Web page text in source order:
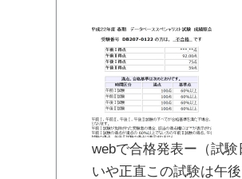
webで合格発表ー（試験
いや正直この試験は午